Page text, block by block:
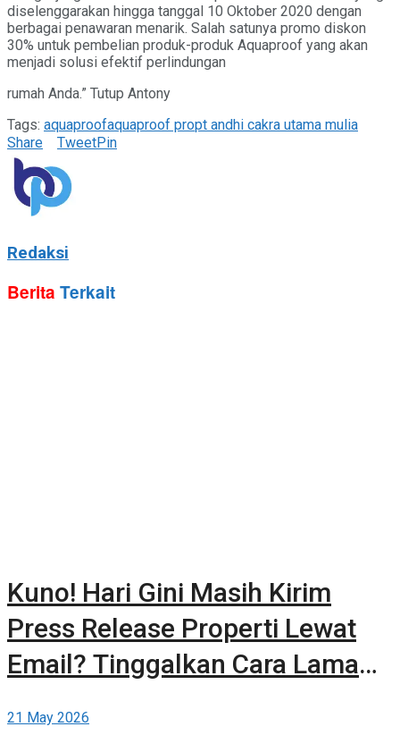
diselenggarakan hingga tanggal 10 Oktober 2020 dengan
berbagai penawaran menarik. Salah satunya promo diskon
30% untuk pembelian produk-produk Aquaproof yang akan
menjadi solusi efektif perlindungan
rumah Anda.” Tutup Antony
Tags: aquaproofaquaproof propt andhi cakra utama mulia
Share
TweetPin
Redaksi
Berita Terkait
Kuno! Hari Gini Masih Kirim
Press Release Properti Lewat
Email? Tinggalkan Cara Lama
Gratis di Berita-Properti.com
21 May 2026